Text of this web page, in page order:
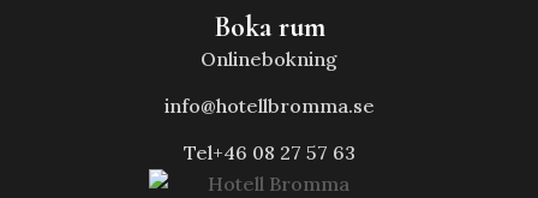
Boka rum
Onlinebokning
info@hotellbromma.se
Tel+46 08 27 57 63